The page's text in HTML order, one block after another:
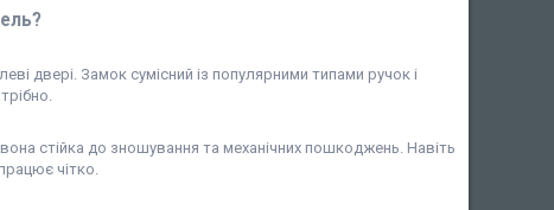
двері. Замок сумісний із популярними типами ручок і
стійка до зношування та механічних пошкоджень. Навіть
чітко.